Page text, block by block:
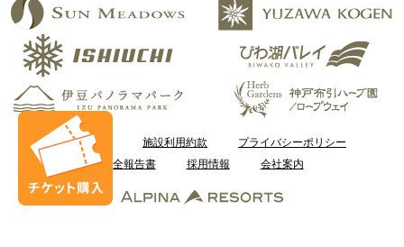
ご利用案内 施設利用約款
プライバシーポリシー
安全報告書
採用情報 会社案内